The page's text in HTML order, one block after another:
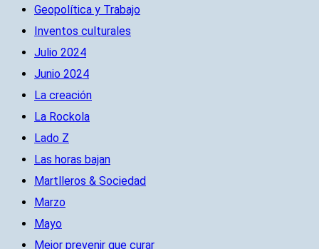
Geopolítica y Trabajo
Inventos culturales
Julio 2024
Junio 2024
La creación
La Rockola
Lado Z
Las horas bajan
Martlleros & Sociedad
Marzo
Mayo
Mejor prevenir que curar